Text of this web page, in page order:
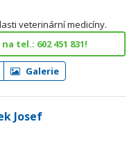
veterinární medicíny.
tel.: 602 451 831!
Galerie
Josef